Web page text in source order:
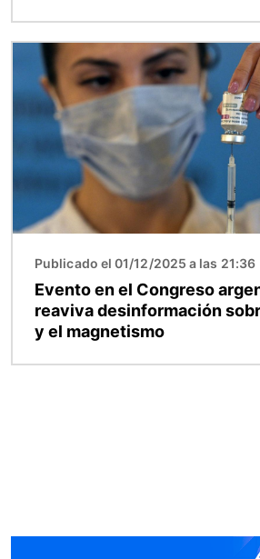
Imagen
Publicado el 01/12/2025 a las 21:36
Evento en el Congreso
reaviva desinformación
y el magnetismo